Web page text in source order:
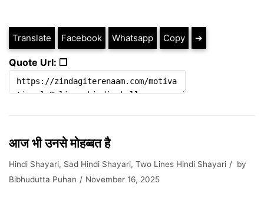
Translate Facebook Whatsapp Copy ➔
Quote Url: ❐
आज भी उनसे मोहब्बत है
Hindi Shayari, Sad Hindi Shayari, Two Lines Hindi Shayari
by
Bibhudutta Puhan
November 16, 2025